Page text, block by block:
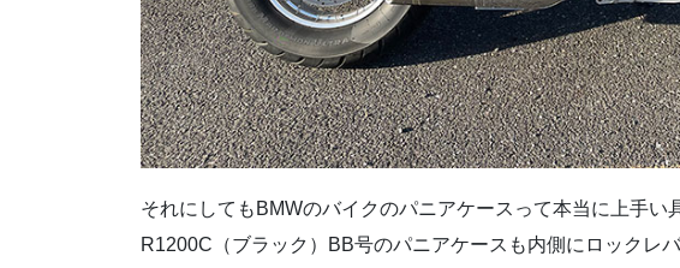
それにしてもBMWのバイクのパニアケースって本当に上手い
R1200C（ブラック）BB号のパニアケースも内側にロックレ